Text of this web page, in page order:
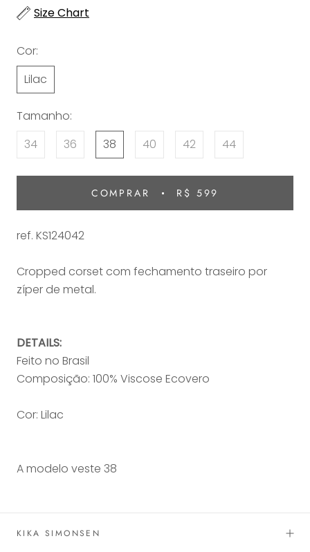
Size Chart
Cor:
Lilac
Tamanho:
34
36 38 40 42 44
COMPRAR R$ 599
ref. KS124042
Cropped corset com fechamento traseiro por
zíper de metal.
DETAILS:
Feito no Brasil
Composição: 100% Viscose Ecovero
Cor: Lilac
A modelo veste 38
KIKA SIMONSEN